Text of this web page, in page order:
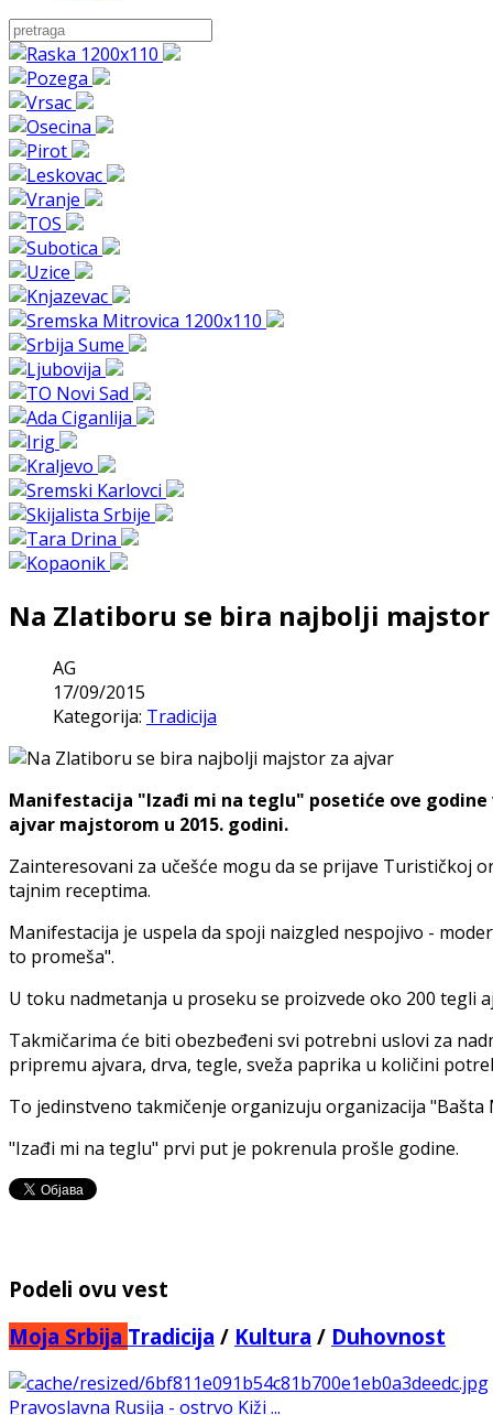
Na Zlatiboru se bira najbolji
AG
17/09/2015
Kategorija: Tradicija
Manifestacija "Izađi mi na teglu" posetiće ove
ajvar majstorom u 2015. godini.
Zainteresovani za učešće mogu da se prijave Turističkoj
tajnim receptima.
Manifestacija je uspela da spoji naizgled nespojivo -
to promeša".
U toku nadmetanja u proseku se proizvede oko 200 tegli
Takmičarima će biti obezbeđeni svi potrebni uslovi za
pripremu ajvara, drva, tegle, sveža paprika u količini
To jedinstveno takmičenje organizuju organizacija
"Izađi mi na teglu" prvi put je pokrenula prošle godine.
Podeli ovu vest
Moja Srbija Tradicija / Kultura / Duhovnost
Pravoslavna Rusija - ostrvo Kiži ...